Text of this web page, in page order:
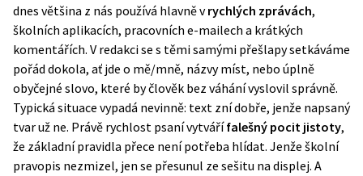
dnes většina z nás používá hlavně vrychlých zprávách,
školních aplikacích, pracovních e-mailech a krátkých
komentářích. V redakci se s těmi samými přešlapy setkáváme
pořád dokola, ať jde o mě/mně, názvy míst, nebo úplně
obyčejné slovo, které by člověk bez váhání vyslovil správně.
Typická situace vypadá nevinně: text zní dobře, jenže napsaný
tvar už ne. Právě rychlost psaní vytvářífalešný pocit jistoty,
že základní pravidla přece není potřeba hlídat. Jenže školní
pravopis nezmizel, jen se přesunul ze sešitu na displej. A